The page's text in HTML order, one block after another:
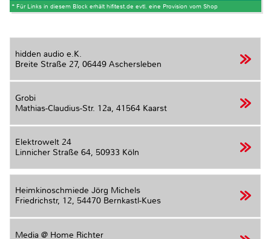
* Für Links in diesem Block erhält hifitest.de evtl. eine Provision vom Shop
hidden audio e.K.
Breite Straße 27, 06449 Aschersleben
Grobi
Mathias-Claudius-Str. 12a, 41564 Kaarst
Elektrowelt 24
Linnicher Straße 64, 50933 Köln
Heimkinoschmiede Jörg Michels
Friedrichstr, 12, 54470 Bernkastl-Kues
Media @ Home Richter